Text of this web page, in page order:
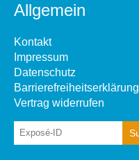
Allgemein
Kontakt
Impressum
Datenschutz
Barrierefreiheitserklärung
Vertrag widerrufen